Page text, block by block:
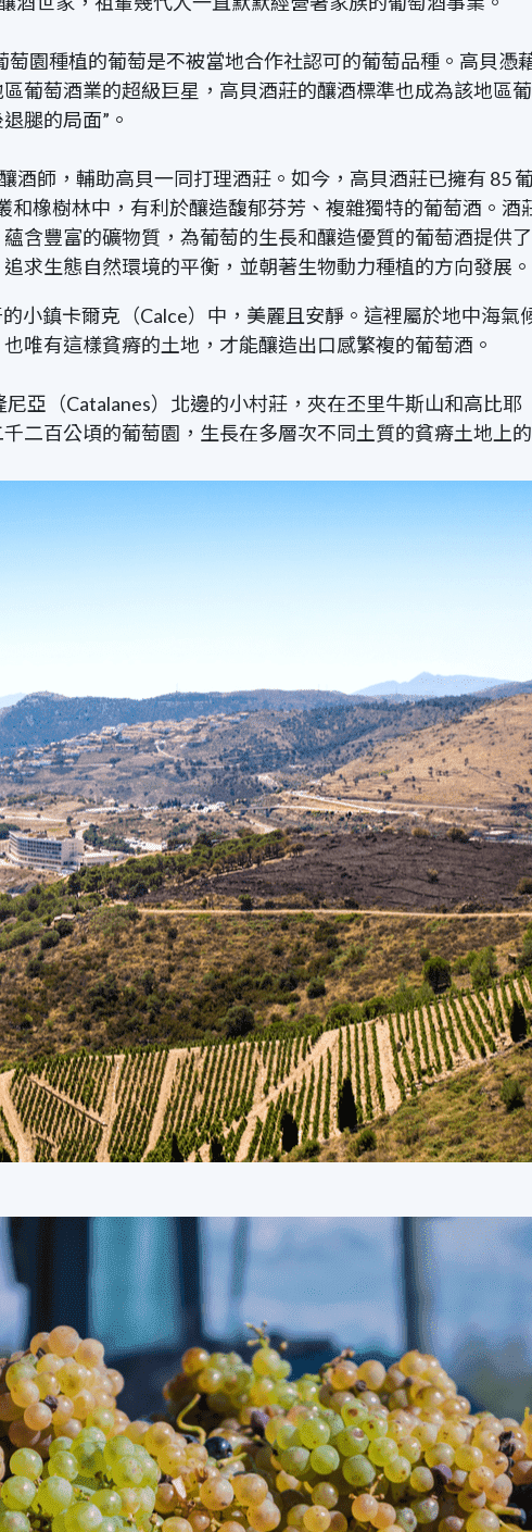
萄園種植的葡萄是不被當地合作社認可的葡萄品種。高貝憑
葡萄酒業的超級巨星，高貝酒莊的釀酒標準也成為該地區
腿的局面”。
酒師，輔助高貝一同打理酒莊。如今，高貝酒莊已擁有 85
和橡樹林中，有利於釀造馥郁芬芳、複雜獨特的葡萄酒。酒
含豐富的礦物質，為葡萄的生長和釀造優質的葡萄酒提供
求生態自然環境的平衡，並朝著生物動力種植的方向發展。
小鎮卡爾克（Calce）中，美麗且安靜。這裡屬於地中海氣
唯有這樣貧瘠的土地，才能釀造出口感繁複的葡萄酒。
亞（Catalanes）北邊的小村莊，夾在丕里牛斯山和高比
二百公頃的葡萄園，生長在多層次不同土質的貧瘠土地上